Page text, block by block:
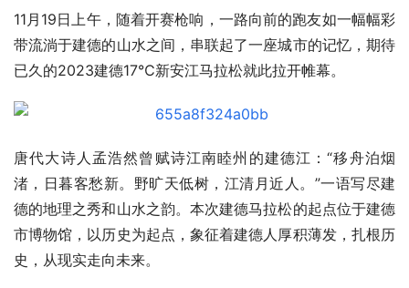
11月19日上午，随着开赛枪响，一路向前的跑友如一幅幅彩
带流淌于建德的山水之间，串联起了一座城市的记忆，期待
已久的2023建德17℃新安江马拉松就此拉开帷幕。
唐代大诗人孟浩然曾赋诗江南睦州的建德江：“移舟泊烟
渚，日暮客愁新。野旷天低树，江清月近人。”一语写尽建
德的地理之秀和山水之韵。本次建德马拉松的起点位于建德
市博物馆，以历史为起点，象征着建德人厚积薄发，扎根历
史，从现实走向未来。